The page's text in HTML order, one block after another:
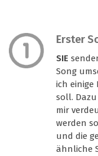
Erster
SIE
Song
ich einige
soll.
mir
werden
und die
ähnliche